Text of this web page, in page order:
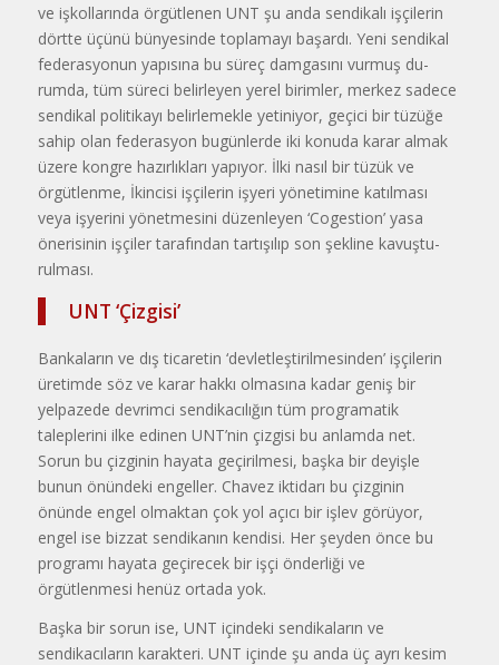
ve işkollarında örgütlenen UNT şu anda sendikalı işçilerin
dört­te üçünü bünyesinde toplamayı başar­dı. Yeni sendikal
federasyonun yapı­sına bu süreç damgasını vurmuş du­
rumda, tüm süreci belirleyen yerel bi­rimler, merkez sadece
sendikal politi­kayı belirlemekle yetiniyor, geçici bir tüzüğe
sahip olan federasyon bugün­lerde iki konuda karar almak
üzere kongre hazırlıkları yapıyor. İlki nasıl bir tüzük ve
örgütlenme, İkincisi işçi­lerin işyeri yönetimine katılması
veya işyerini yönetmesini düzenleyen ‘Co­gestion’ yasa
önerisinin işçiler tara­fından tartışılıp son şekline kavuştu­
rulması.
UNT ‘Çizgisi’
Bankaların ve dış ticaretin ‘dev­letleştirilmesinden’ işçilerin
üretimde söz ve karar hakkı olmasına kadar ge­niş bir
yelpazede devrimci sendikacı­lığın tüm programatik
taleplerini ilke edinen UNT’nin çizgisi bu anlamda net.
Sorun bu çizginin hayata geçiril­mesi, başka bir deyişle
bunun önün­deki engeller. Chavez iktidarı bu çiz­ginin
önünde engel olmaktan çok yol açıcı bir işlev görüyor,
engel ise biz­zat sendikanın kendisi. Her şeyden önce bu
programı hayata geçirecek bir işçi önderliği ve
örgütlenmesi he­nüz ortada yok.
Başka bir sorun ise, UNT içindeki sendikaların ve
sendikacıların karak­teri. UNT içinde şu anda üç ayrı ke­sim